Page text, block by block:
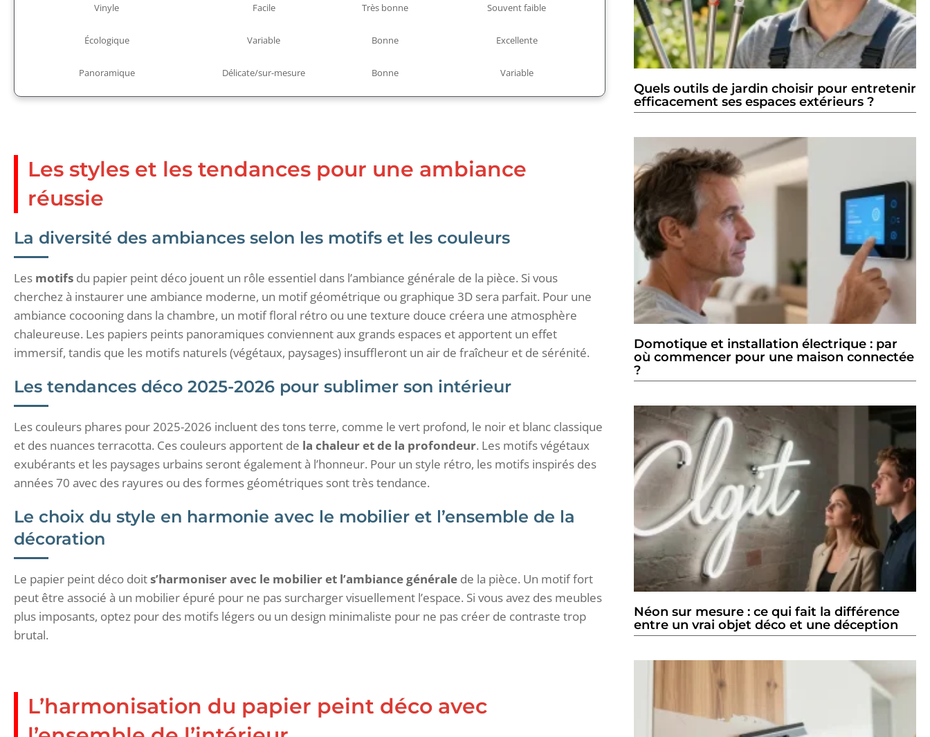
Vinyle Facile Très bonne Souvent faible
Écologique Variable Bonne Excellente
Panoramique Délicate/sur-mesure Bonne Variable
Les styles et les tendances pour une ambiance
réussie
La diversité des ambiances selon les motifs et les couleurs
Les motifs du papier peint déco jouent un rôle essentiel dans l’ambiance générale de la pièce. Si vous
cherchez à instaurer une ambiance moderne, un motif géométrique ou graphique 3D sera parfait. Pour une
ambiance cocooning dans la chambre, un motif floral rétro ou une texture douce créera une atmosphère
chaleureuse. Les papiers peints panoramiques conviennent aux grands espaces et apportent un effet
immersif, tandis que les motifs naturels (végétaux, paysages) insuffleront un air de fraîcheur et de sérénité.
Les tendances déco 2025-2026 pour sublimer son intérieur
Les couleurs phares pour 2025-2026 incluent des tons terre, comme le vert profond, le noir et blanc classique
et des nuances terracotta. Ces couleurs apportent de la chaleur et de la profondeur. Les motifs végétaux
exubérants et les paysages urbains seront également à l’honneur. Pour un style rétro, les motifs inspirés des
années 70 avec des rayures ou des formes géométriques sont très tendance.
Le choix du style en harmonie avec le mobilier et l’ensemble de la
décoration
Le papier peint déco doits’harmoniser avec le mobilier et l’ambiance générale de la pièce. Un motif fort
peut être associé à un mobilier épuré pour ne pas surcharger visuellement l’espace. Si vous avez des meubles
plus imposants, optez pour des motifs légers ou un design minimaliste pour ne pas créer de contraste trop
brutal.
L’harmonisation du papier peint déco avec
Quels outils de jardin choisir pour entretenir
efficacement ses espaces extérieurs ?
Domotique et installation électrique : par
où commencer pour une maison connectée
?
Néon sur mesure : ce qui fait la différence
entre un vrai objet déco et une déception